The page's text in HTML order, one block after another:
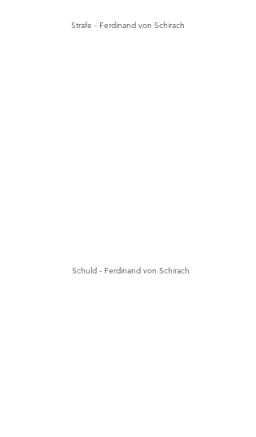
Strafe - Ferdinand von Schirach
Schuld - Ferdinand von Schirach